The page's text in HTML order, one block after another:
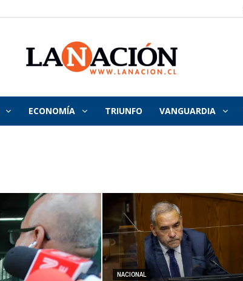
La
Nación
ECONOMÍA TRIUNFO VANGUARDIA
NACIONAL